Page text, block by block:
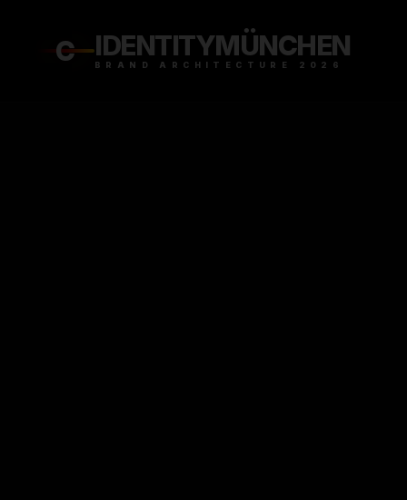
C IDENTITYMÜNCHEN
BRAND ARCHITECTURE 2026